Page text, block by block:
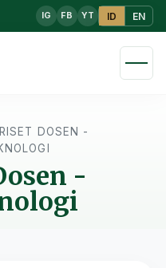
IG FB YT ID EN
DOSEN -
-